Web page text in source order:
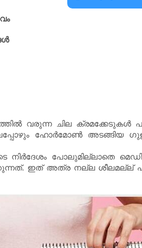
വരുന്ന ചില
ഹോര്‍മോണ്‍ അടങ്ങിയ
നിര്‍ദേശം പോലുമില്ലാതെ
ഇത് അത്ര നല്ല ശീലമല്ല്